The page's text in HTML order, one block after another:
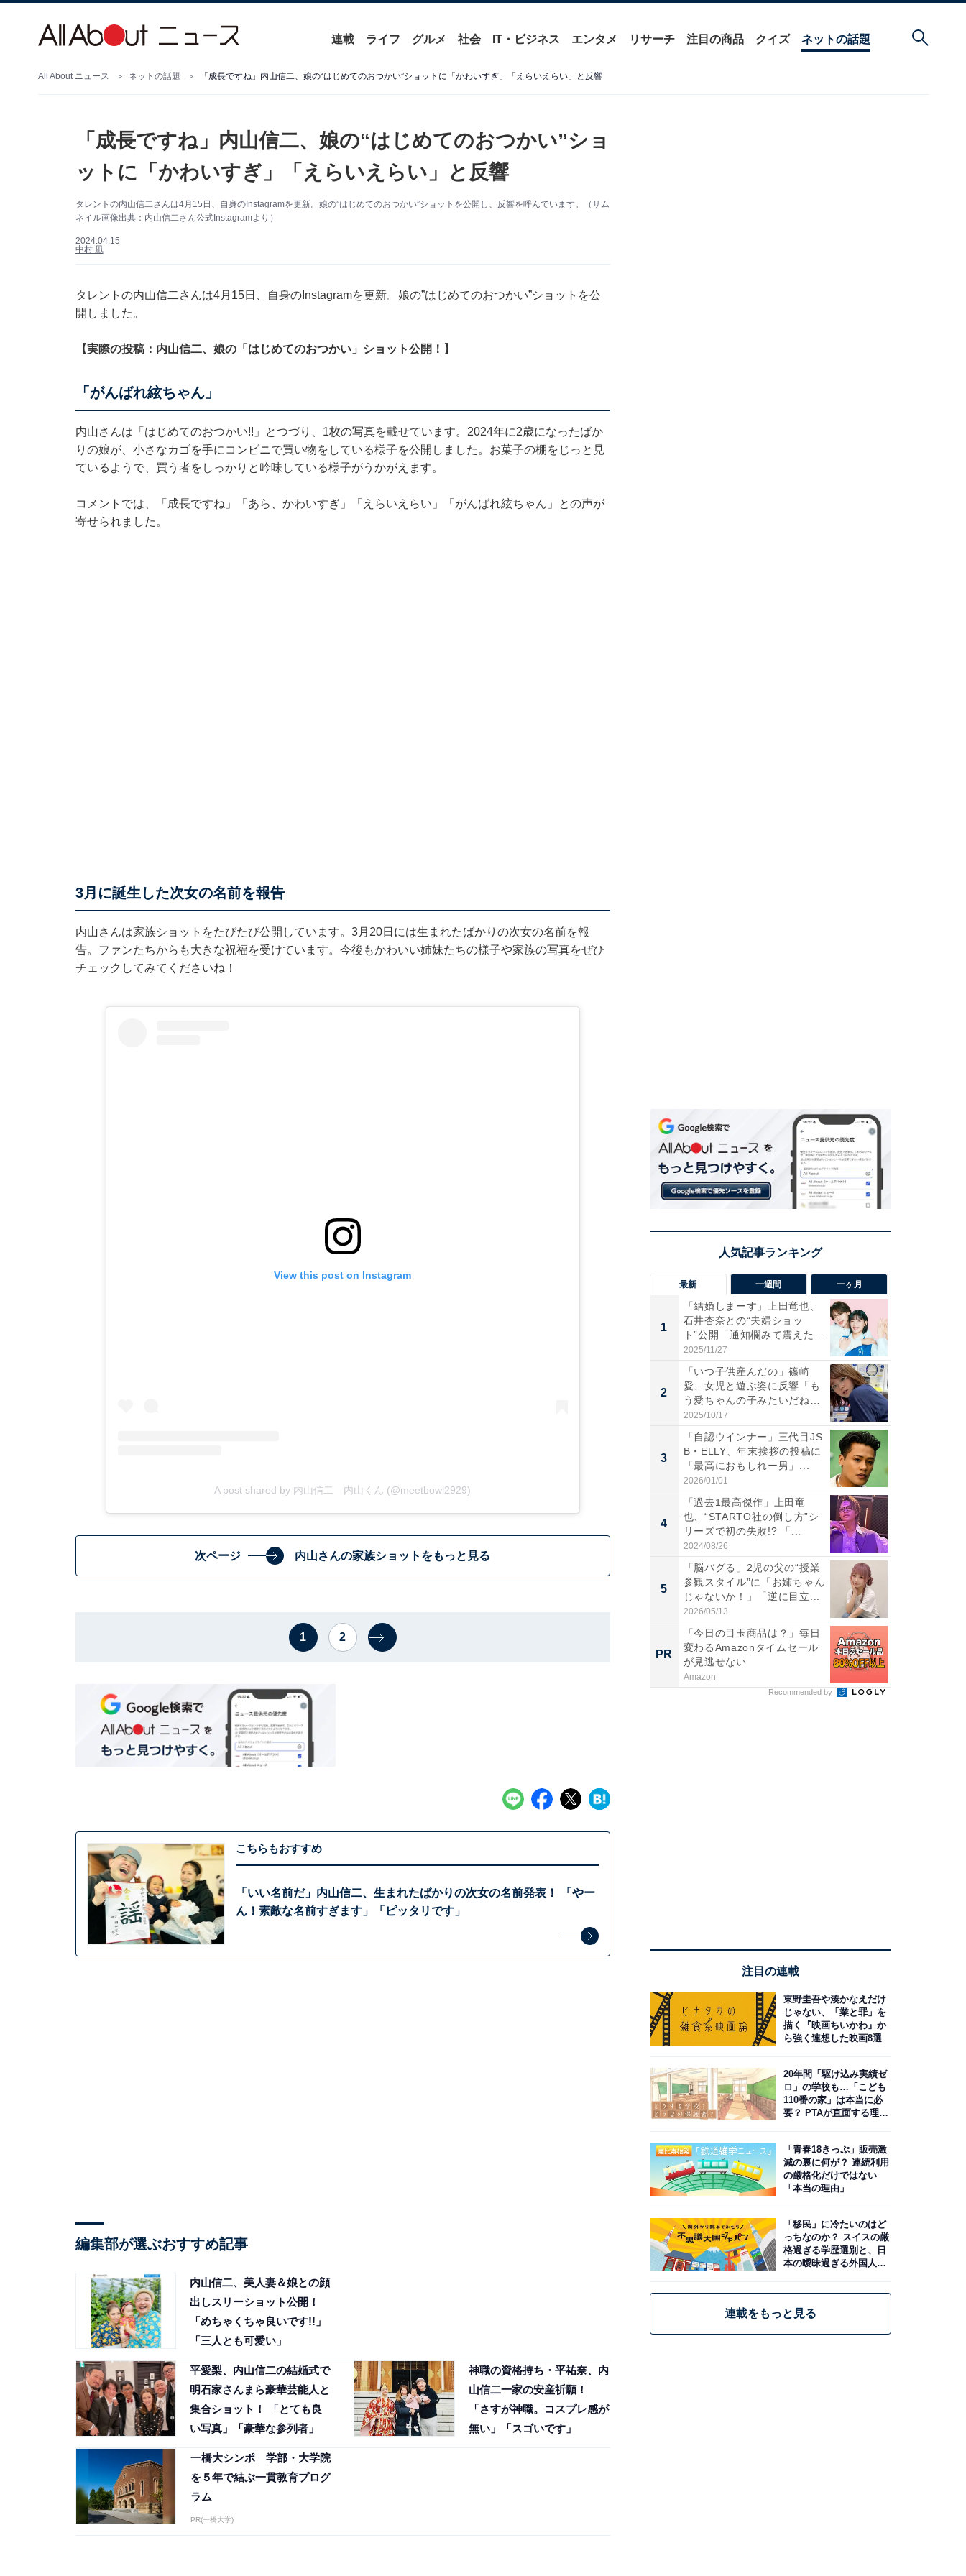
連載 ライフ グルメ 社会 IT・ビジネス エンタメ リサーチ 注目の商品 クイズ ネットの話題
All About ニュース ネットの話題 「成長ですね」内山信二、娘の“はじめてのおつかい”ショットに「かわいすぎ」「えらいえらい」と反響
「成長ですね」内山信二、娘の“はじめてのおつかい”ショ
ットに「かわいすぎ」「えらいえらい」と反響
タレントの内山信二さんは4月15日、自身のInstagramを更新。娘の”はじめてのおつかい”ショットを公開し、反響を呼んでいます。（サム
ネイル画像出典：内山信二さん公式Instagramより）
2024.04.15
中村 凪
タレントの内山信二さんは4月15日、自身のInstagramを更新。娘の”はじめてのおつかい”ショットを公
開しました。
【実際の投稿：内山信二、娘の「はじめてのおつかい」ショット公開！】
「がんばれ絃ちゃん」
内山さんは「はじめてのおつかい!!」とつづり、1枚の写真を載せています。2024年に2歳になったばか
りの娘が、小さなカゴを手にコンビニで買い物をしている様子を公開しました。お菓子の棚をじっと見
ているようで、買う者をしっかりと吟味している様子がうかがえます。
コメントでは、「成長ですね」「あら、かわいすぎ」「えらいえらい」「がんばれ絃ちゃん」との声が
寄せられました。
3月に誕生した次女の名前を報告
内山さんは家族ショットをたびたび公開しています。3月20日には生まれたばかりの次女の名前を報
告。ファンたちからも大きな祝福を受けています。今後もかわいい姉妹たちの様子や家族の写真をぜひ
チェックしてみてくださいね！
View this post on Instagram
A post shared by 内山信二 内山くん (@meetbowl2929)
次ページ 内山さんの家族ショットをもっと見る
1 2
こちらもおすすめ
「いい名前だ」内山信二、生まれたばかりの次女の名前発表！ 「やー
ん！素敵な名前すぎます」「ピッタリです」
編集部が選ぶおすすめ記事
内山信二、美人妻＆娘との顔
出しスリーショット公開！
「めちゃくちゃ良いです!!」
「三人とも可愛い」
平愛梨、内山信二の結婚式で
明石家さんまら豪華芸能人と
集合ショット！ 「とても良
い写真」「豪華な参列者」
神職の資格持ち・平祐奈、内
山信二一家の安産祈願！
「さすが神職。コスプレ感が
無い」「スゴいです」
一橋大シンポ 学部・大学院
を５年で結ぶ一貫教育プログ
ラム
PR(一橋大学)
最新 一週間 一ヶ月
1
「結婚しまーす」上田竜也、
石井杏奈との“夫婦ショッ
ト”公開「通知欄みて震えた」
「...
2025/11/27
2
「いつ子供産んだの」篠崎
愛、女児と遊ぶ姿に反響「も
う愛ちゃんの子みたいだね」
「完...
2025/10/17
3
「自認ウインナー」三代目JS
B・ELLY、年末挨拶の投稿に
「最高におもしれー男」...
2026/01/01
4
「過去1最高傑作」上田竜
也、“STARTO社の倒し方”シ
リーズで初の失敗!? 「...
2024/08/26
5
「脳バグる」2児の父の“授業
参観スタイル”に「お姉ちゃん
じゃないか！」「逆に目立...
2026/05/13
PR
「今日の目玉商品は？」毎日
変わるAmazonタイムセール
が見逃せない
Amazon
Recommended by
注目の連載
東野圭吾や湊かなえだけ
じゃない、「業と罪」を
描く『映画ちいかわ』か
ら強く連想した映画8選
20年間「駆け込み実績ゼ
ロ」の学校も…「こども
110番の家」は本当に必
要？ PTAが直面する理想
「青春18きっぷ」販売激
減の裏に何が？ 連続利用
の厳格化だけではない
「本当の理由」
「移民」に冷たいのはど
っちなのか？ スイスの厳
格過ぎる学歴選別と、日
本の曖昧過ぎる外国人政
連載をもっと見る